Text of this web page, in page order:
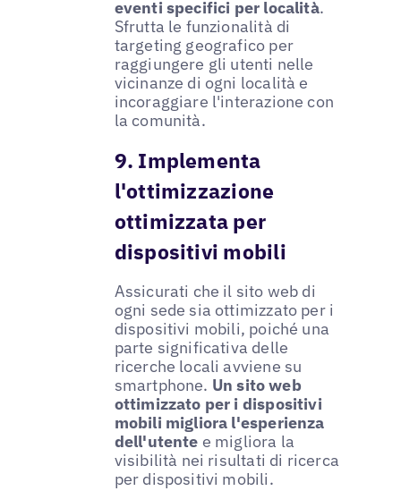
eventi specifici per località.
Sfrutta le funzionalità di
targeting geografico per
raggiungere gli utenti nelle
vicinanze di ogni località e
incoraggiare l'interazione con
la comunità.
9. Implementa
l'ottimizzazione
ottimizzata per
dispositivi mobili
Assicurati che il sito web di
ogni sede sia ottimizzato per i
dispositivi mobili, poiché una
parte significativa delle
ricerche locali avviene su
smartphone. Un sito web
ottimizzato per i dispositivi
mobili migliora l'esperienza
dell'utente e migliora la
visibilità nei risultati di ricerca
per dispositivi mobili.